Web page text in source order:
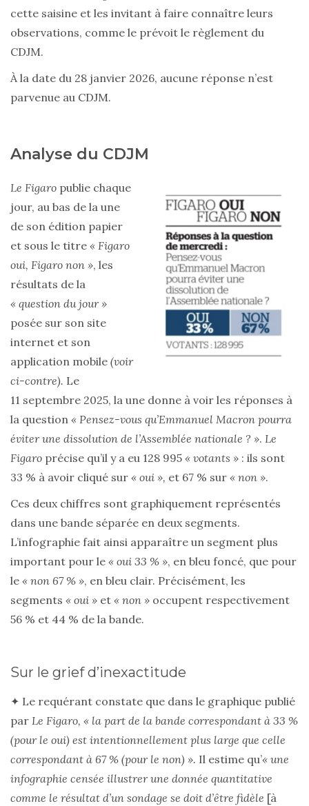
cette saisine et les invitant à faire connaître leurs
observations, comme le prévoit le règlement du
CDJM.
À la date du 28 janvier 2026, aucune réponse n’est
parvenue au CDJM.
Analyse du CDJM
Le Figaro publie chaque
jour, au bas de la une
de son édition papier
et sous le titre « Figaro
oui, Figaro non », les
résultats de la
« question du jour »
posée sur son site
internet et son
application mobile (voir
ci-contre). Le
11 septembre 2025, la une donne à voir les réponses à
la question « Pensez-vous qu’Emmanuel Macron pourra
éviter une dissolution de l’Assemblée nationale ? ». Le
Figaro précise qu’il y a eu 128 995 « votants » : ils sont
33 % à avoir cliqué sur « oui », et 67 % sur « non ».
Ces deux chiffres sont graphiquement représentés
dans une bande séparée en deux segments.
L’infographie fait ainsi apparaître un segment plus
important pour le « oui 33 % », en bleu foncé, que pour
le « non 67 % », en bleu clair. Précisément, les
segments « oui » et « non » occupent respectivement
56 % et 44 % de la bande.
Sur le grief d’inexactitude
✦ Le requérant constate que dans le graphique publié
par Le Figaro, « la part de la bande correspondant à 33 %
(pour le oui) est intentionnellement plus large que celle
correspondant à 67 % (pour le non) ». Il estime qu’« une
infographie censée illustrer une donnée quantitative
comme le résultat d’un sondage se doit d’être fidèle [à